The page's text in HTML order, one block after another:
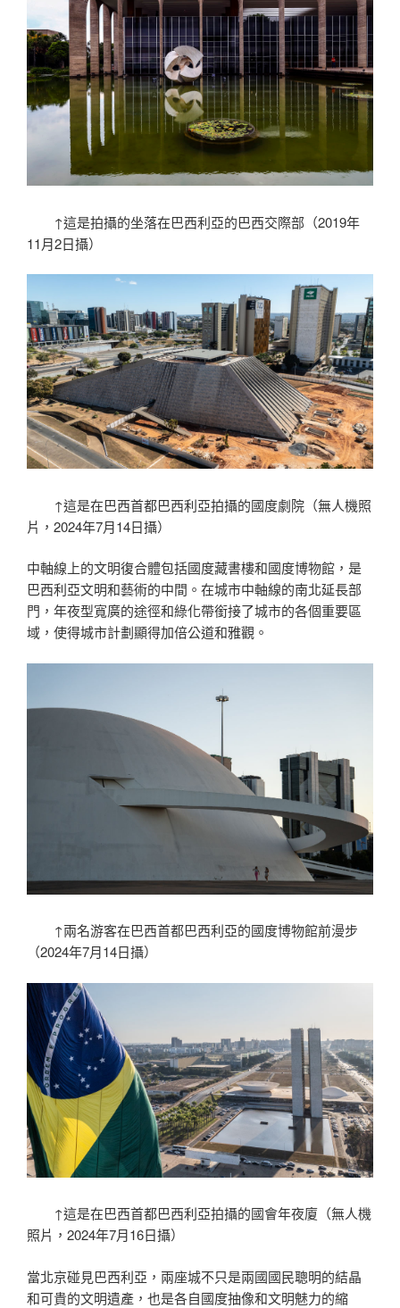
↑這是拍攝的坐落在巴西利亞的巴西交際部（2019年
11月2日攝）
↑這是在巴西首都巴西利亞拍攝的國度劇院（無人機照
片，2024年7月14日攝）
中軸線上的文明復合體包括國度藏書樓和國度博物館，是
巴西利亞文明和藝術的中間。在城市中軸線的南北延長部
門，年夜型寬廣的途徑和綠化帶銜接了城市的各個重要區
域，使得城市計劃顯得加倍公道和雅觀。
↑兩名游客在巴西首都巴西利亞的國度博物館前漫步
（2024年7月14日攝）
↑這是在巴西首都巴西利亞拍攝的國會年夜廈（無人機
照片，2024年7月16日攝）
當北京碰見巴西利亞，兩座城不只是兩國國民聰明的結晶
和可貴的文明遺產，也是各自國度抽像和文明魅力的縮